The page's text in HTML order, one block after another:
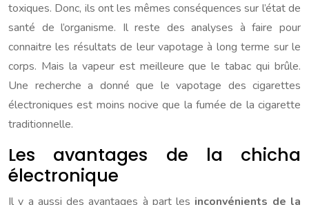
toxiques. Donc, ils ont les mêmes conséquences sur l’état de
santé de l’organisme. Il reste des analyses à faire pour
connaitre les résultats de leur vapotage à long terme sur le
corps. Mais la vapeur est meilleure que le tabac qui brûle.
Une recherche a donné que le vapotage des cigarettes
électroniques est moins nocive que la fumée de la cigarette
traditionnelle.
Les avantages de la chicha
électronique
Il y a aussi des avantages à part les inconvénients de la